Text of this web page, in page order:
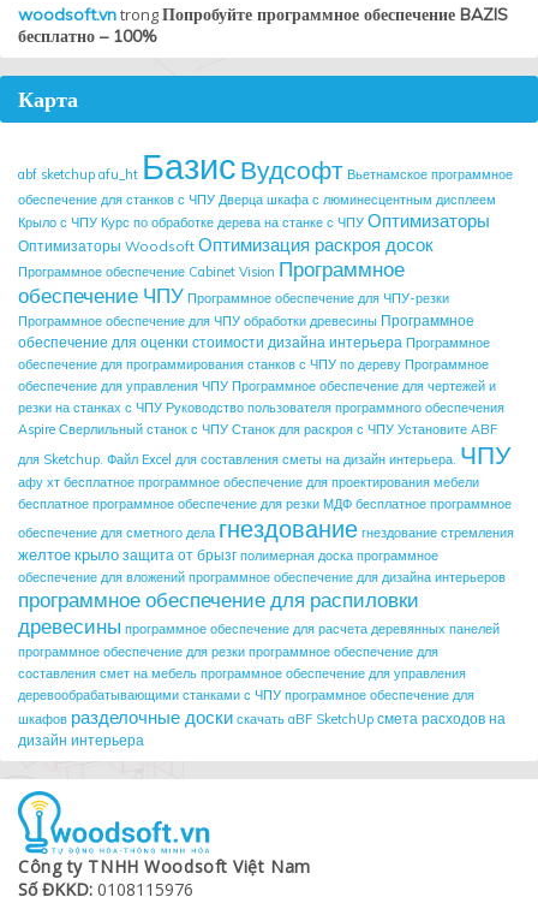
woodsoft.vntrongПопробуйте программное обеспечение BAZIS
бесплатно – 100%
Карта
abf sketchup afu_ht БазисВудсофт Вьетнамское программное
обеспечение для станков с ЧПУ Дверца шкафа с люминесцентным дисплеем
Крыло с ЧПУ Курс по обработке дерева на станке с ЧПУ Оптимизаторы
Оптимизаторы Woodsoft Оптимизация раскроя досок
Программное обеспечение Cabinet Vision Программное
обеспечение ЧПУ Программное обеспечение для ЧПУ-резки
Программное обеспечение для ЧПУ обработки древесины Программное
обеспечение для оценки стоимости дизайна интерьера Программное
обеспечение для программирования станков с ЧПУ по дереву Программное
обеспечение для управления ЧПУ Программное обеспечение для чертежей и
резки на станках с ЧПУ Руководство пользователя программного обеспечения
Aspire Сверлильный станок с ЧПУ Станок для раскроя с ЧПУ Установите ABF
для Sketchup. Файл Excel для составления сметы на дизайн интерьера. ЧПУ
афу хт бесплатное программное обеспечение для проектирования мебели
бесплатное программное обеспечение для резки МДФ бесплатное программное
обеспечение для сметного дела гнездование гнездование стремления
желтое крыло защита от брызг полимерная доска программное
обеспечение для вложений программное обеспечение для дизайна интерьеров
программное обеспечение для распиловки
древесины программное обеспечение для расчета деревянных панелей
программное обеспечение для резки программное обеспечение для
составления смет на мебель программное обеспечение для управления
деревообрабатывающими станками с ЧПУ программное обеспечение для
шкафов разделочные доски скачать aBF SketchUp смета расходов на
дизайн интерьера
Công ty TNHH Woodsoft Việt Nam
Số ĐKKD: 0108115976